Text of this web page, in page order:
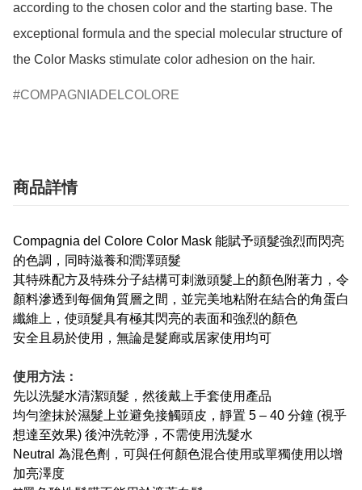
according to the chosen color and the starting base. The
exceptional formula and the special molecular structure of
the Color Masks stimulate color adhesion on the hair.
COMPAGNIADELCOLORE
商品詳情
Compagnia del Colore Color Mask 能賦予頭髮強烈而閃亮
的色調，同時滋養和潤澤頭髮
其特殊配方及特殊分子結構可刺激頭髮上的顏色附著力，令
顏料滲透到每個角質層之間，並完美地粘附在結合的角蛋白
纖維上，使頭髮具有極其閃亮的表面和強烈的顏色
安全且易於使用，無論是髮廊或居家使用均可
使用方法：
先以洗髮水清潔頭髮，然後戴上手套使用產品
均勻塗抹於濕髮上並避免接觸頭皮，靜置 5 – 40 分鐘 (視乎
想達至效果) 後沖洗乾淨，不需使用洗髮水
Neutral 為混色劑，可與任何顏色混合使用或單獨使用以增
加亮澤度